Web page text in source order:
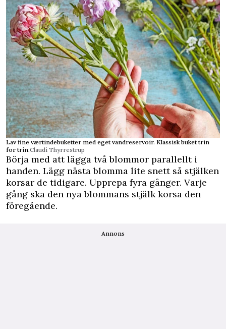
Lav fine værtindebuketter med eget vandreservoir. Klassisk buket trin
for trin.Claudi Thyrrestrup
Börja med att lägga två blommor parallellt i
handen. Lägg nästa blomma lite snett så stjälken
korsar de tidigare. Upprepa fyra gånger. Varje
gång ska den nya blommans stjälk korsa den
föregående.
Annons